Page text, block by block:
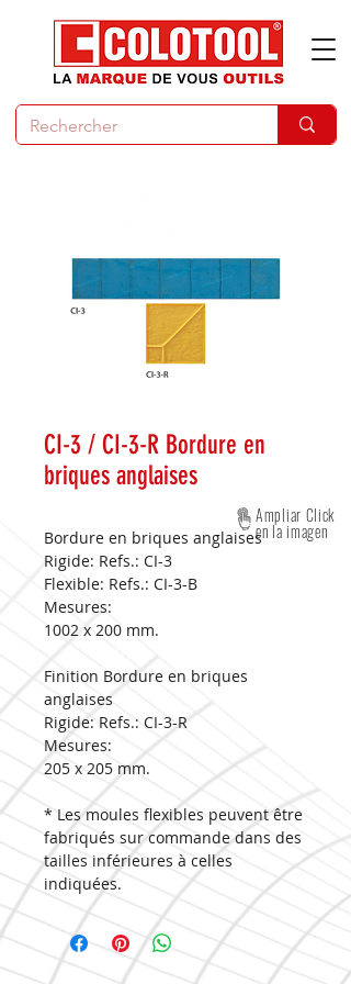
CI-3 / CI-3-R Bordure en
briques anglaises
Bordure en briques anglaises
Rigide: Refs.: CI-3
Flexible: Refs.: CI-3-B
Mesures:
1002 x 200 mm.
Finition Bordure en briques
anglaises
Rigide: Refs.: CI-3-R
Mesures:
205 x 205 mm.
* Les moules flexibles peuvent être
fabriqués sur commande dans des
tailles inférieures à celles
indiquées.
Ampliar Click
en la imagen